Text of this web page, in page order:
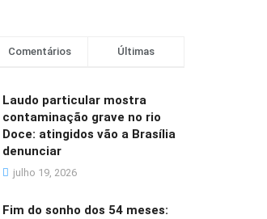
Comentários Últimas
Laudo particular mostra
contaminação grave no rio
Doce: atingidos vão a Brasília
denunciar
julho 19, 2026
Fim do sonho dos 54 meses: